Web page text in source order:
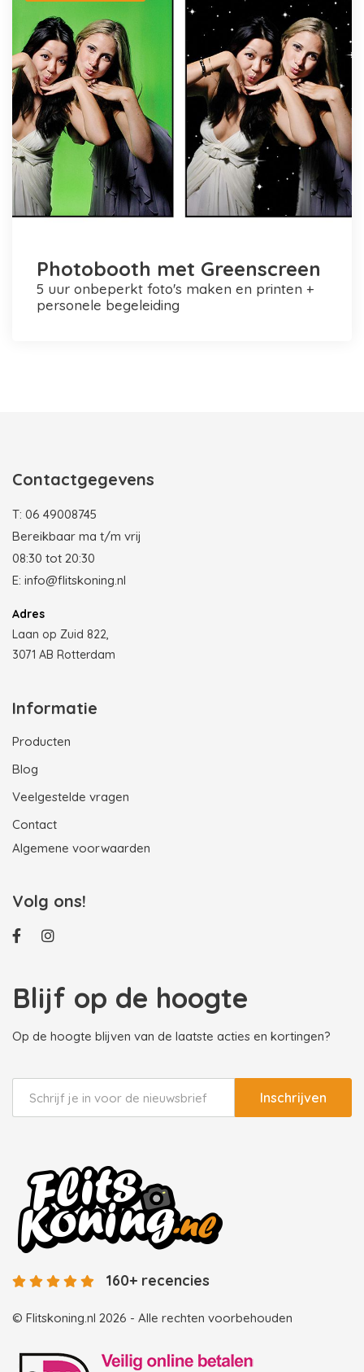
Photobooth met Greenscreen
5 uur onbeperkt foto's maken en printen +
personele begeleiding
Contactgegevens
T: 06 49008745
Bereikbaar ma t/m vrij
08:30 tot 20:30
E: info@flitskoning.nl
Adres
Laan op Zuid 822,
3071 AB Rotterdam
Informatie
Producten
Blog
Veelgestelde vragen
Contact
Algemene voorwaarden
Volg ons!
Blijf op de hoogte
Op de hoogte blijven van de laatste acties en kortingen?
Inschrijven
© Flitskoning.nl 2026 - Alle rechten voorbehouden
160+ recencies